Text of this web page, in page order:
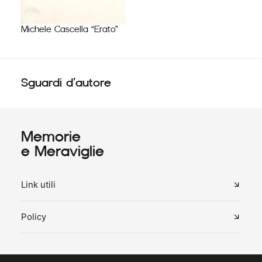
Michele Cascella “Erato”
Sguardi d’autore
Memorie
e Meraviglie
Link utili
Policy